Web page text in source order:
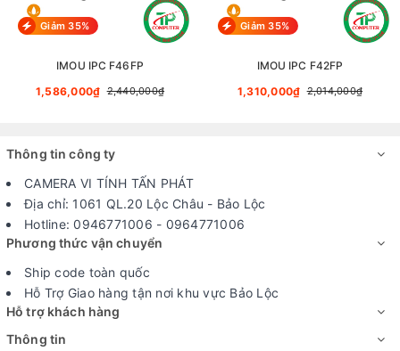
Giảm 35%
IMOU IPC F46FP
1,586,000₫ 2,440,000₫
Giảm 35%
IMOU IPC F42FP
1,310,000₫ 2,014,000₫
Thông tin công ty
CAMERA VI TÍNH TẤN PHÁT
Địa chỉ: 1061 QL.20 Lộc Châu - Bảo Lộc
Hotline: 0946771006 - 0964771006
Phương thức vận chuyển
Ship code toàn quốc
Hỗ Trợ Giao hàng tận nơi khu vực Bảo Lộc
Hỗ trợ khách hàng
Thông tin